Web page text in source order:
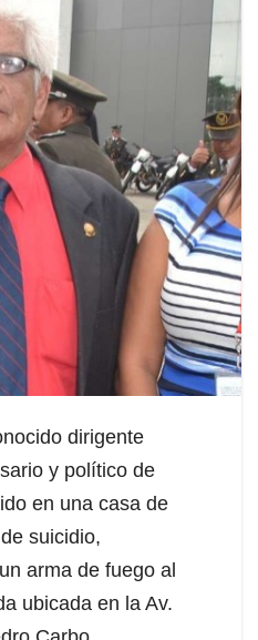
dirigente
y político de
en una casa de
suicidio,
arma de fuego al
ubicada en la Av.